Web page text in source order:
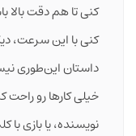
کنی تا هم دقت
کنی با این سرعت،
داستان این‌طوری
خیلی کارها رو راحت
نویسنده، یا بازی